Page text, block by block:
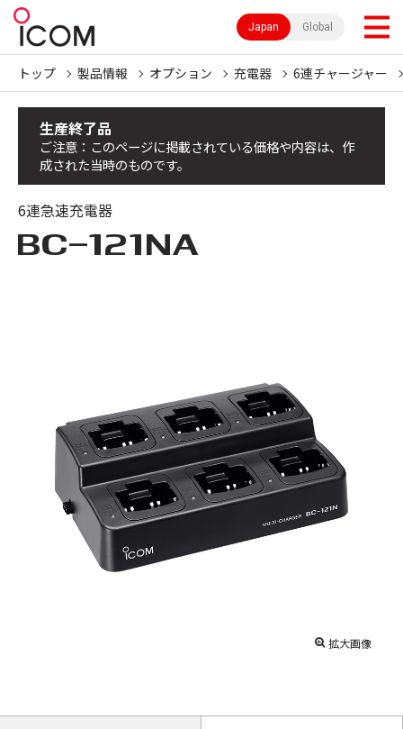
Japan Global
トップ 製品情報 オプション 充電器 6連チャージャー
生産終了品
ご注意：このページに掲載されている価格や内容は、作
成された当時のものです。
6連急速充電器
BC-121NA
拡大画像